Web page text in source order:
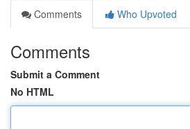
Comments
Who Upvoted
Comments
Submit a Comment
No HTML